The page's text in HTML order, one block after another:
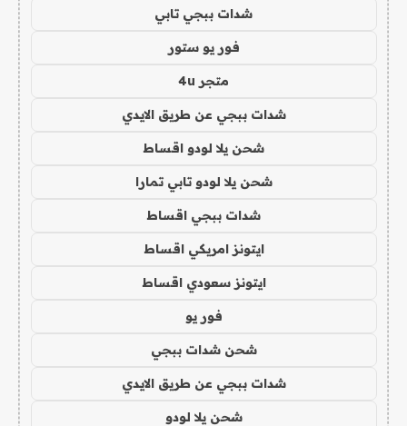
شدات ببجي تابي
فور يو ستور
متجر 4u
شدات ببجي عن طريق الايدي
شحن يلا لودو اقساط
شحن يلا لودو تابي تمارا
شدات ببجي اقساط
ايتونز امريكي اقساط
ايتونز سعودي اقساط
فور يو
شحن شدات ببجي
شدات ببجي عن طريق الايدي
شحن يلا لودو